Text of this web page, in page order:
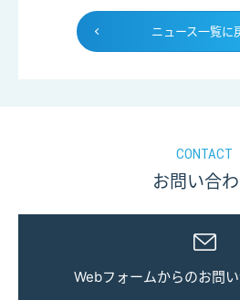
ニュース一覧に
CONTACT
お問い合
Webフォームからのお問